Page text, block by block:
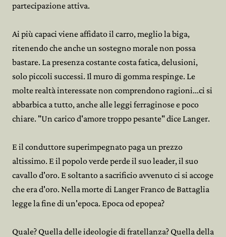
partecipazione attiva.
Ai più capaci viene affidato il carro, meglio la biga,
ritenendo che anche un sostegno morale non possa
bastare. La presenza costante costa fatica, delusioni,
solo piccoli successi. Il muro di gomma respinge. Le
molte realtà interessate non comprendono ragioni...ci si
abbarbica a tutto, anche alle leggi ferraginose e poco
chiare. "Un carico d'amore troppo pesante" dice Langer.
E il conduttore superimpegnato paga un prezzo
altissimo. E il popolo verde perde il suo leader, il suo
cavallo d'oro. E soltanto a sacrificio avvenuto ci si accoge
che era d'oro. Nella morte di Langer Franco de Battaglia
legge la fine di un'epoca. Epoca od epopea?
Quale? Quella delle ideologie di fratellanza? Quella della